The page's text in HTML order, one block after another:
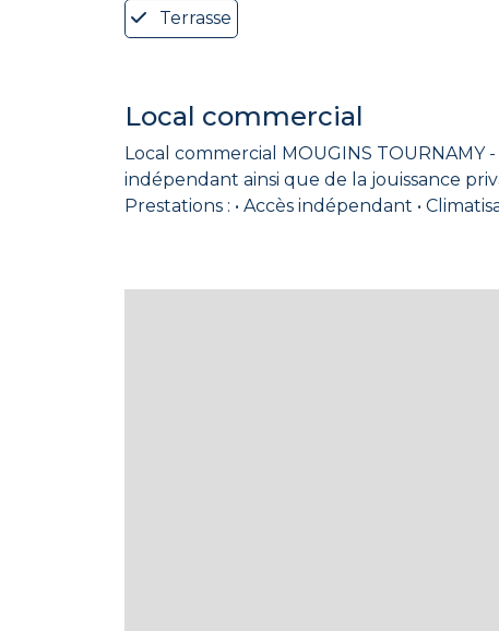
Terrasse
Local commercial
Local commercial MOUGINS TOURNAMY
indépendant ainsi que de la jouissance privative d’un extérieur